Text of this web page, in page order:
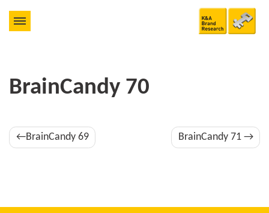
BrainCandy 70
Beitragsnavigation
BrainCandy 69 BrainCandy 71